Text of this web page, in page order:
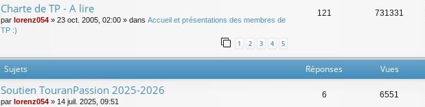
Charte de TP - A lire
par lorenz054 » 23 oct. 2005, 02:00 » dans Accueil et présentations des membres de
TP :)
1 2 3 4 5
121 731331
Sujets Réponses Vues
Soutien TouranPassion 2025-2026
par lorenz054 » 14 juil. 2025, 09:51
6 6551